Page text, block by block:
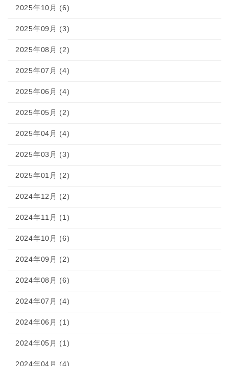
2025年10月 (6)
2025年09月 (3)
2025年08月 (2)
2025年07月 (4)
2025年06月 (4)
2025年05月 (2)
2025年04月 (4)
2025年03月 (3)
2025年01月 (2)
2024年12月 (2)
2024年11月 (1)
2024年10月 (6)
2024年09月 (2)
2024年08月 (6)
2024年07月 (4)
2024年06月 (1)
2024年05月 (1)
2024年04月 (4)